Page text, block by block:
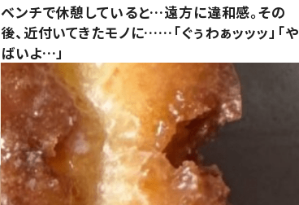
ベンチで休憩していると…遠方に違和感。その
後、近付いてきたモノに……「ぐぅわぁッッッ」「や
ばいよ…」